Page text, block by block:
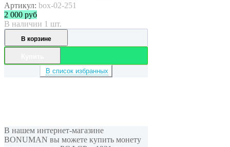
Артикул: box-02-251
2 000 руб
В наличии 1 шт.
В корзине
В список избранных
В нашем интернет-магазине
BONUMAN вы можете купить монету